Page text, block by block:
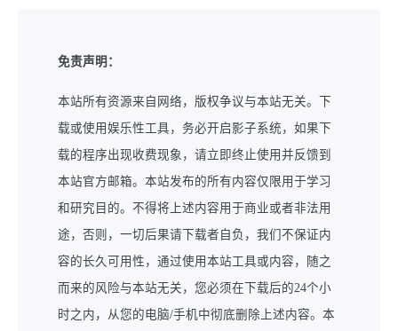
免责声明：
本站所有资源来自网络，版权争议与本站无关。下
载或使用娱乐性工具，务必开启影子系统，如果下
载的程序出现收费现象，请立即终止使用并反馈到
本站官方邮箱。本站发布的所有内容仅限用于学习
和研究目的。不得将上述内容用于商业或者非法用
途，否则，一切后果请下载者自负，我们不保证内
容的长久可用性，通过使用本站工具或内容，随之
而来的风险与本站无关，您必须在下载后的24个小
时之内，从您的电脑/手机中彻底删除上述内容。本